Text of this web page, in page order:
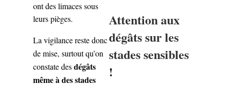
ont des limaces sous
leurs pièges.
La vigilance reste donc
de mise, surtout qu’on
constate desdégâts
même à des stades
Attention aux
dégâts sur les
stades sensibles
!